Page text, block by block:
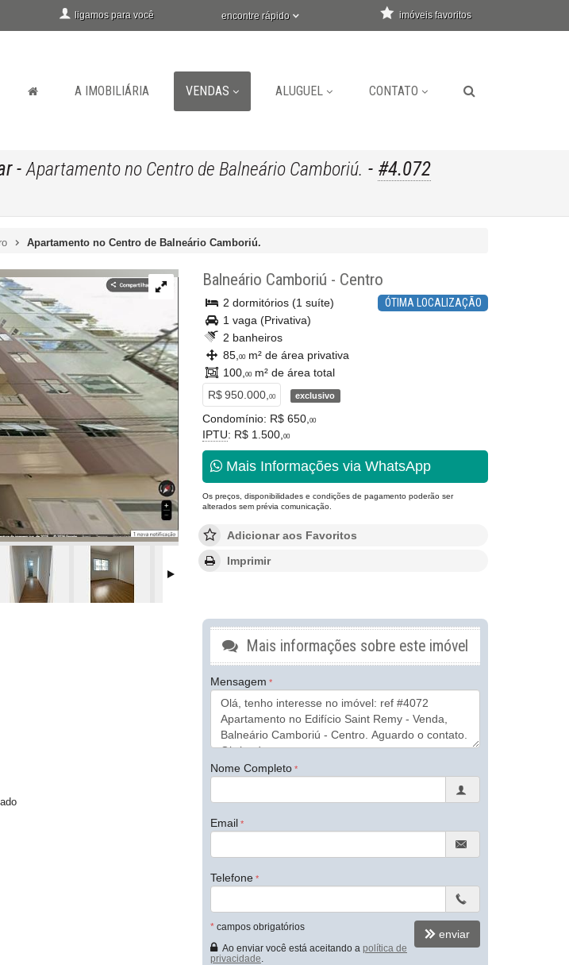
ligamos para você encontre rápido imóveis favoritos
A IMOBILIÁRIA VENDAS ALUGUEL CONTATO
-Apartamento no Centro de Balneário Camboriú. - #4.072
Apartamento no Centro de Balneário Camboriú.
Balneário Camboriú - Centro
ÓTIMA LOCALIZAÇÃO
2 dormitórios (1 suíte)
1 vaga (Privativa)
2 banheiros
85, 00m² de área privativa
100, 00m² de área total
R$ 950.000, 00 exclusivo
Condomínio: R$ 650, 00
IPTU: R$ 1.500, 00
Mais Informações via WhatsApp
Os preços, disponibilidades e condições de pagamento poderão ser
alterados sem prévia comunicação.
Adicionar aos Favoritos
Imprimir
Mais informações sobre este imóvel
Mensagem
Nome Completo
Email
Telefone
* campos obrigatórios
Ao enviar você está aceitando a política de
privacidade
enviar